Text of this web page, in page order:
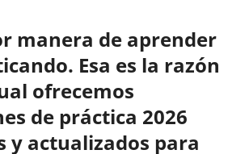
manera de aprender
Esa es la razón
ofrecemos
de práctica 2026
y actualizados para